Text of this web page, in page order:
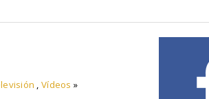
, Vídeos »